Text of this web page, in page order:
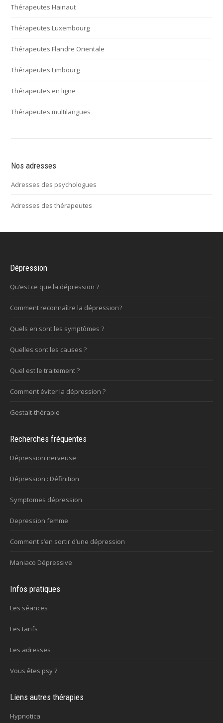
Thérapeutes Hainaut
Thérapeutes Luxembourg
Thérapeutes Flandre Orientale
Thérapeutes Limbourg
Thérapeutes en ligne
Thérapeutes multilangues
Nos adresses
Adresses des psychologues
Adresses des thérapeutes
Dépression
Qu’est ce que la dépression ?
Comment reconnaître la dépression?
Quels en sont les symptômes ?
Quelles sont les causes ?
Quel est le traitement ?
Comment éviter la dépression ?
Gestalt-thérapie
Recherches fréquentes
Dépression nerveuse
Dépression : Définition
Symptomes dépression
Depression femme
Comment s’en sortir d’une dépression
Maniaco Dépressive
Infos pratiques
Les séances
Les tarifs
Les adresses
Vous êtes psy ?
Liens autres thérapies
Hypnotica